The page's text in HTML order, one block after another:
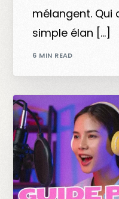
mélangent. Qui
simple élan […]
6 MIN READ